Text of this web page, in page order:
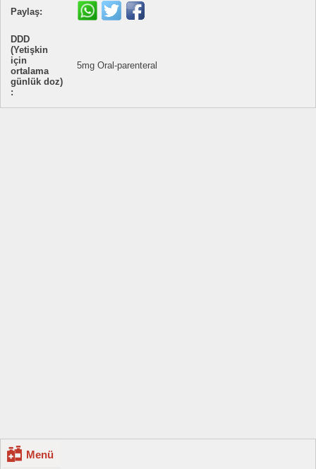
Paylaş:
DDD
(Yetişkin
için
ortalama
günlük doz)
:
5mg Oral-parenteral
Menü